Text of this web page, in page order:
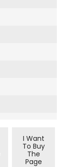
I Want
To Buy
The
Page